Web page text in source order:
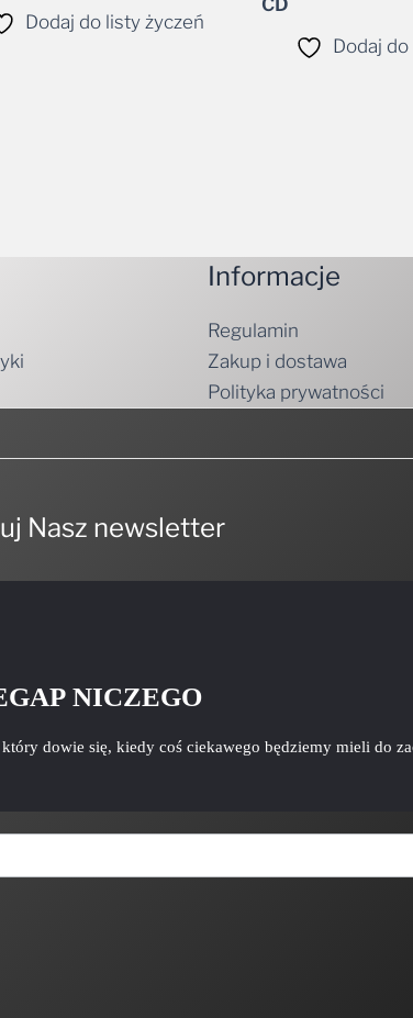
Dodaj do listy życzeń
Dodaj
Informacje
Regulamin
Zakup i dostawa
Polityka prywatności
Nasz newsletter
NICZEGO
dowie się, kiedy coś ciekawego będziemy mieli do